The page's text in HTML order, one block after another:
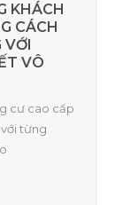
KHÁCH
CÁCH
VỚI
VÔ
cư cao cấp
từng